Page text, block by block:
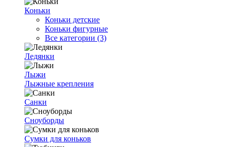
Коньки
Коньки детские
Коньки фигурные
Все категории (3)
Ледянки
Лыжи
Лыжные крепления
Санки
Сноуборды
Сумки для коньков